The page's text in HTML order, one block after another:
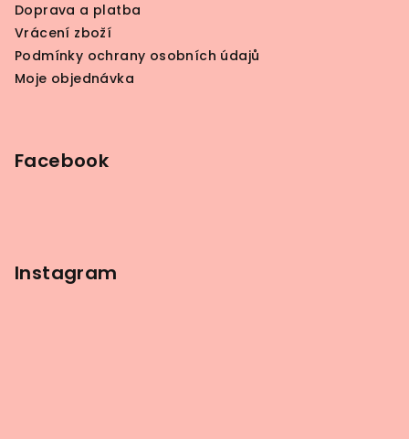
Doprava a platba
Vrácení zboží
Podmínky ochrany osobních údajů
Moje objednávka
Facebook
Instagram